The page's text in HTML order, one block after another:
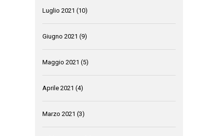
Luglio 2021 (10)
Giugno 2021 (9)
Maggio 2021 (5)
Aprile 2021 (4)
Marzo 2021 (3)